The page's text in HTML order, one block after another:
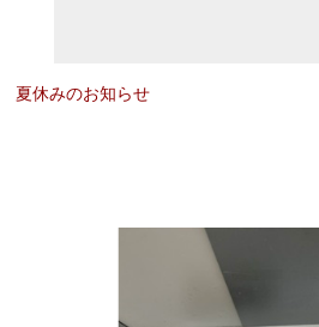
夏休みのお知らせ